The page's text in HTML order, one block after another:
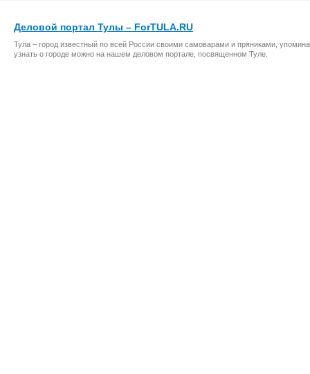
Деловой портал Тулы – ForTULA.RU
Тула – город известный по всей России своими самоварами и пряниками,
узнать о городе можно на нашем деловом портале, посвященном Туле.